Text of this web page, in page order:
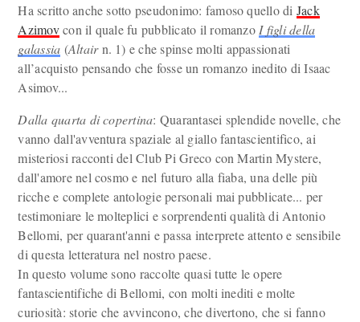
Ha scritto anche sotto pseudonimo: famoso quello di Jack
Azimovcon il quale fu pubblicato il romanzo I figli della
galassia (Altairn. 1) e che spinse molti appassionati
all’acquisto pensando che fosse un romanzo inedito di Isaac
Asimov...
Dalla quarta di copertina: Quarantasei splendide novelle, che
vanno dall'avventura spaziale al giallo fantascientifico, ai
misteriosi racconti del Club Pi Greco con Martin Mystere,
dall'amore nel cosmo e nel futuro alla fiaba, una delle più
ricche e complete antologie personali mai pubblicate... per
testimoniare le molteplici e sorprendenti qualità di Antonio
Bellomi, per quarant'anni e passa interprete attento e sensibile
di questa letteratura nel nostro paese.
In questo volume sono raccolte quasi tutte le opere
fantascientifiche di Bellomi, con molti inediti e molte
curiosità: storie che avvincono, che divertono, che si fanno